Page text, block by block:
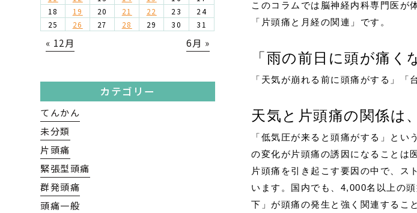
このコラムでは脳神経内科専門医が
「片頭痛と月経の関連」です。
「雨の前日に頭が痛
「天気が崩れる前に頭痛がする」
天気と片頭痛の関係は
「低気圧が来ると頭痛がする」と
の変化が片頭痛の誘因になることは
片頭痛を引き起こす要因の中で、ス
います。国内でも、4,000名以上の
下」が頭痛の発生と強く関連するこ
18
19 20 21 22 23
24
25
26 27 28 29 30 31
« 12月 6月 »
カテゴリー
てんかん
未分類
片頭痛
緊張型頭痛
群発頭痛
頭痛一般